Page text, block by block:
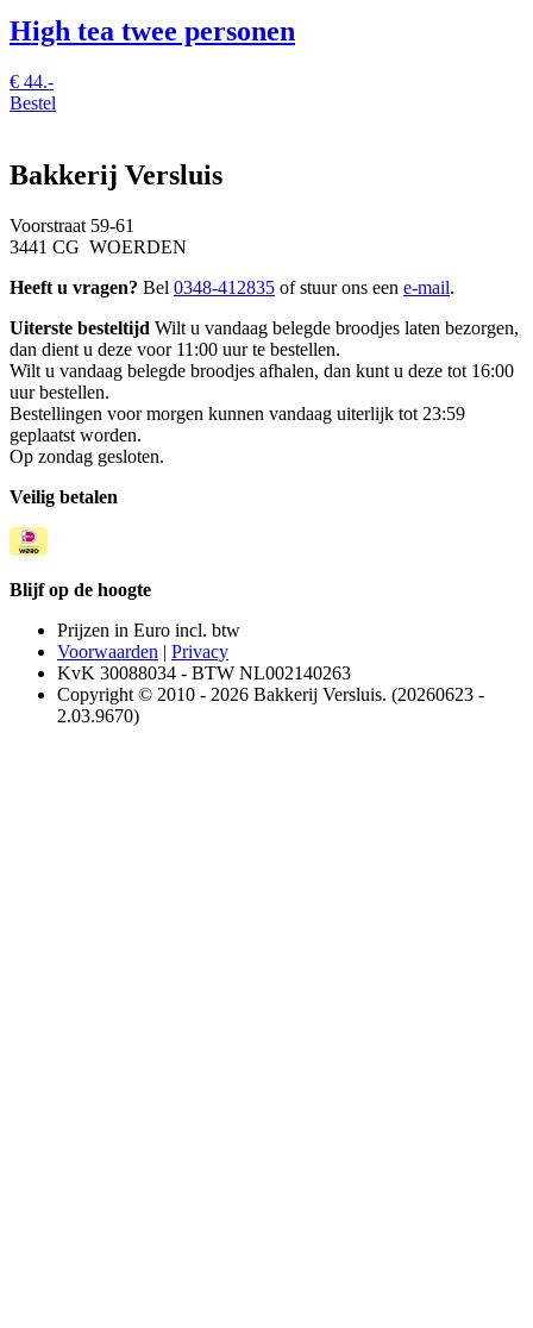
High tea twee personen
€ 44.-
Bestel
Bakkerij Versluis
Voorstraat 59-61
3441 CG WOERDEN
Heeft u vragen? Bel 0348-412835 of stuur ons een e-mail.
Uiterste besteltijd Wilt u vandaag belegde broodjes laten bezorgen,
dan dient u deze voor 11:00 uur te bestellen.
Wilt u vandaag belegde broodjes afhalen, dan kunt u deze tot 16:00
uur bestellen.
Bestellingen voor morgen kunnen vandaag uiterlijk tot 23:59
geplaatst worden.
Op zondag gesloten.
Veilig betalen
Blijf op de hoogte
Prijzen in Euro incl. btw
Voorwaarden | Privacy
KvK 30088034 - BTW NL002140263
Copyright © 2010 - 2026 Bakkerij Versluis. (20260623 -
2.03.9670)